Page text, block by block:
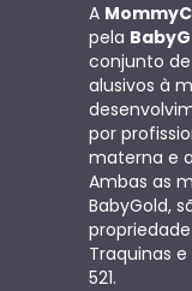
A
pela
conjunto de
alusivos à
por
materna e
Ambas as
BabyGold,
Traquinas e
521.